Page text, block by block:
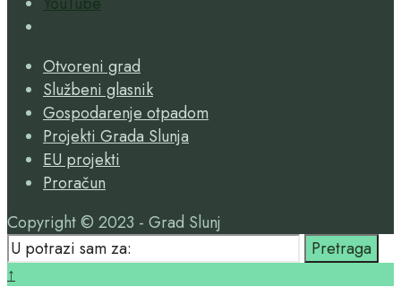
Window
Otvoreni grad
Službeni glasnik
Gospodarenje otpadom
Projekti Grada Slunja
EU projekti
Proračun
Copyright © 2023 - Grad Slunj
Search
for:
Pretraga
Close
↑